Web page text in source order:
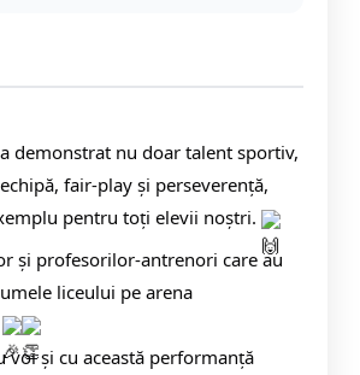
demonstrat nu doar talent sportiv,
fair-play și perseverență,
pentru toți elevii noștri.
și profesorilor-antrenori care au
liceului pe arena
voi și cu această performanță